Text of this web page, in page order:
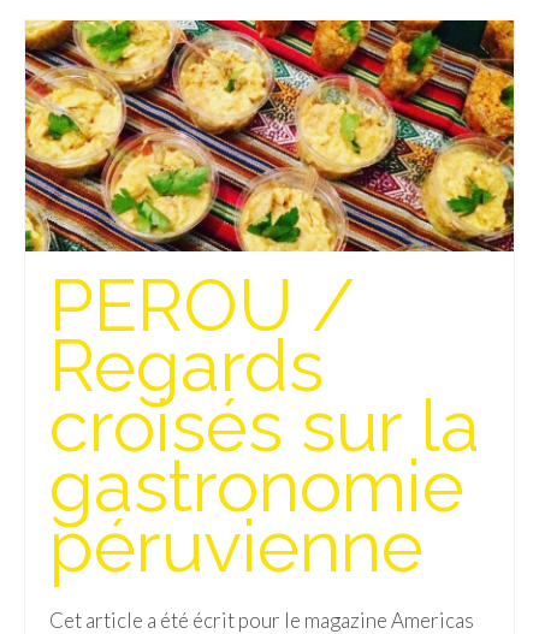
Beijing
Guilin & Yangshuo
Xi’An
Corée du Sud
Japon
Fukuoka
Kamakura
Kyoto
Mont Fuji
Nikko
Tokyo
PEROU /
Regards
croisés sur la
gastronomie
péruvienne
Cet article a été écrit pour le magazine Americas